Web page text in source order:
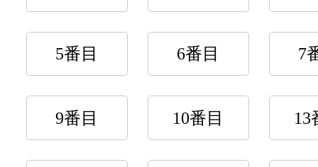
5番目 6番目 7
9番目 10番目 13